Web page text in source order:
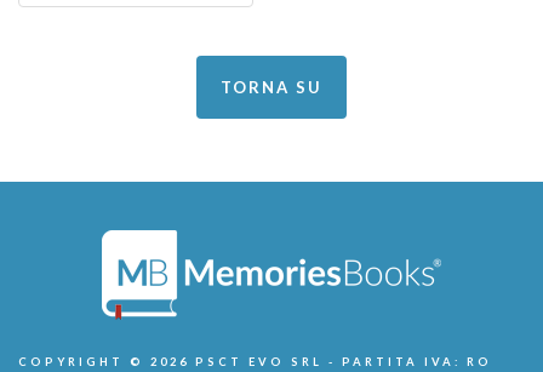
TORNA SU
COPYRIGHT © 2026 PSCT EVO SRL - PARTITA IVA: RO